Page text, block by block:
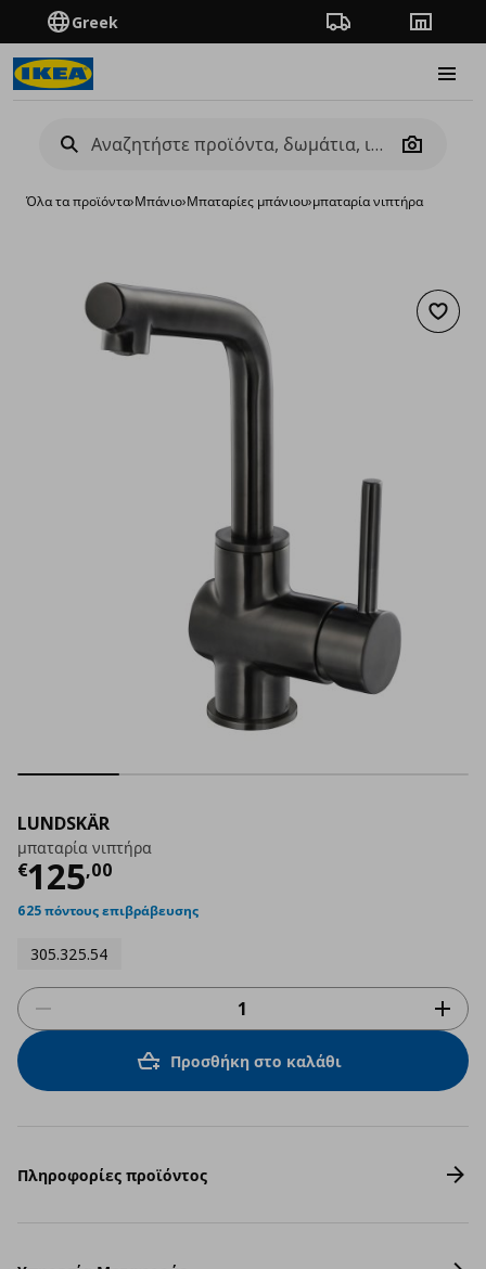
Greek Πορεία παραγγελίας
Camera
Όλα τα προϊόντα›Μπάνιο›Μπαταρίες μπάνιου›μπαταρία νιπτήρα
LUNDSKÄR
μπαταρία νιπτήρα
€125,00
Τρέχουσα τιμή
625 πόντους επιβράβευσης
305.325.54
Προσθήκη στο καλάθι
Πληροφορίες προϊόντος